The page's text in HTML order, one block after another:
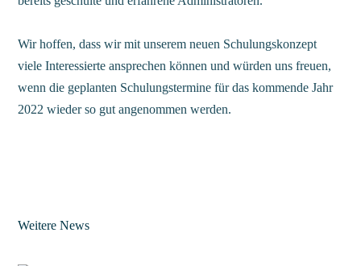
Wir hoffen, dass wir mit unserem neuen Schulungskonzept
viele Interessierte ansprechen können und würden uns freuen,
wenn die geplanten Schulungstermine für das kommende Jahr
2022 wieder so gut angenommen werden.
Weitere News